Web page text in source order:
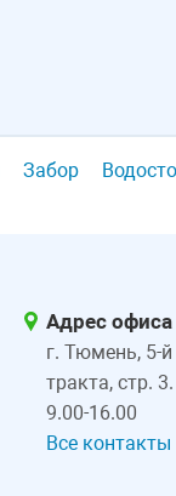
Забор
Адрес
г. Тюмень, 5-
тракта, стр.
9.00-16.00
Все контакты